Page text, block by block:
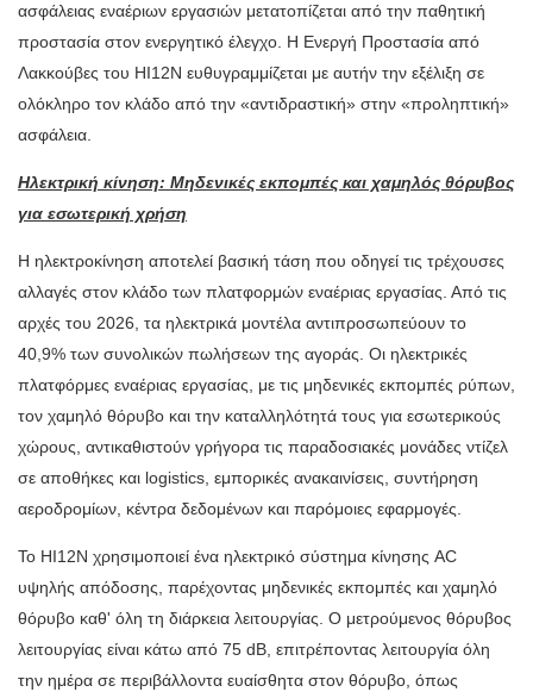
ασφάλειας εναέριων εργασιών μετατοπίζεται από την παθητική
προστασία στον ενεργητικό έλεγχο. Η Ενεργή Προστασία από
Λακκούβες του HI12N ευθυγραμμίζεται με αυτήν την εξέλιξη σε
ολόκληρο τον κλάδο από την «αντιδραστική» στην «προληπτική»
ασφάλεια.
Ηλεκτρική κίνηση: Μηδενικές εκπομπές και χαμηλός θόρυβος
για εσωτερική χρήση
Η ηλεκτροκίνηση αποτελεί βασική τάση που οδηγεί τις τρέχουσες
αλλαγές στον κλάδο των πλατφορμών εναέριας εργασίας. Από τις
αρχές του 2026, τα ηλεκτρικά μοντέλα αντιπροσωπεύουν το
40,9% των συνολικών πωλήσεων της αγοράς. Οι ηλεκτρικές
πλατφόρμες εναέριας εργασίας, με τις μηδενικές εκπομπές ρύπων,
τον χαμηλό θόρυβο και την καταλληλότητά τους για εσωτερικούς
χώρους, αντικαθιστούν γρήγορα τις παραδοσιακές μονάδες ντίζελ
σε αποθήκες και logistics, εμπορικές ανακαινίσεις, συντήρηση
αεροδρομίων, κέντρα δεδομένων και παρόμοιες εφαρμογές.
Το HI12N χρησιμοποιεί ένα ηλεκτρικό σύστημα κίνησης AC
υψηλής απόδοσης, παρέχοντας μηδενικές εκπομπές και χαμηλό
θόρυβο καθ' όλη τη διάρκεια λειτουργίας. Ο μετρούμενος θόρυβος
λειτουργίας είναι κάτω από 75 dB, επιτρέποντας λειτουργία όλη
την ημέρα σε περιβάλλοντα ευαίσθητα στον θόρυβο, όπως